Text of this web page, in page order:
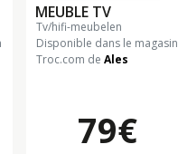
MEUBLE TV
tv/hifi-meubelen
Disponible dans le magasin
Troc.com de Ales
79€